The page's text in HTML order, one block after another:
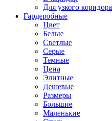
Для узкого коридора
Гардеробные
Цвет
Белые
Светлые
Серые
Темные
Цена
Элитные
Дешевые
Размеры
Большие
Маленькие